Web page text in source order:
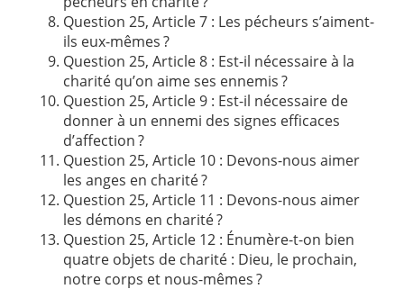
Question 25, Article 7 : Les pécheurs s’aiment-
ils eux-mêmes ?
Question 25, Article 8 : Est-il nécessaire à la
charité qu’on aime ses ennemis ?
Question 25, Article 9 : Est-il nécessaire de
donner à un ennemi des signes efficaces
d’affection ?
Question 25, Article 10 : Devons-nous aimer
les anges en charité ?
Question 25, Article 11 : Devons-nous aimer
les démons en charité ?
Question 25, Article 12 : Énumère-t-on bien
quatre objets de charité : Dieu, le prochain,
notre corps et nous-mêmes ?